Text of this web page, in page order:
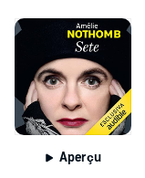
Aperçu